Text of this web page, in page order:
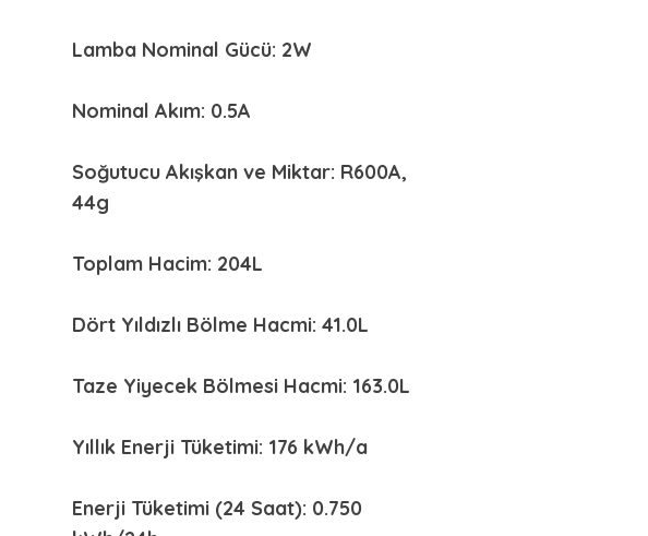
Lamba Nominal Gücü: 2W
Nominal Akım: 0.5A
Soğutucu Akışkan ve Miktar: R600A,
44g
Toplam Hacim: 204L
Dört Yıldızlı Bölme Hacmi: 41.0L
Taze Yiyecek Bölmesi Hacmi: 163.0L
Yıllık Enerji Tüketimi: 176 kWh/a
Enerji Tüketimi (24 Saat): 0.750